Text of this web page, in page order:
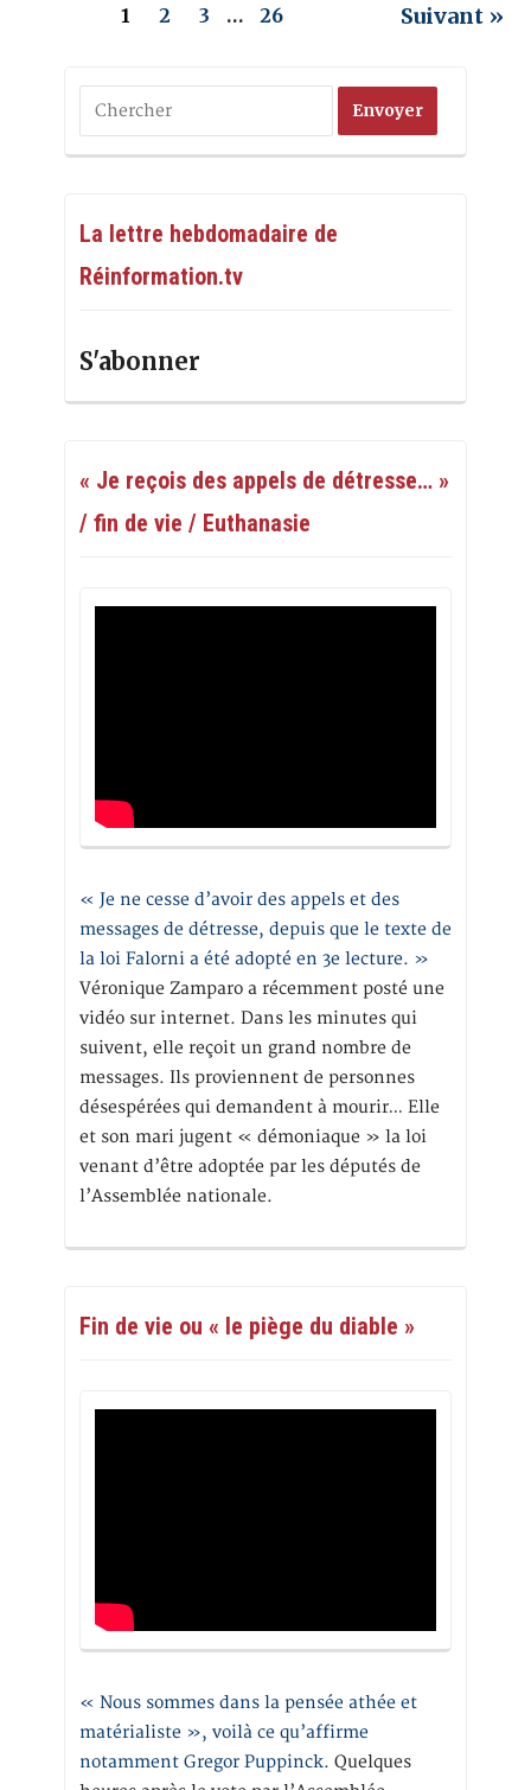
1 2 3 … 26 Suivant »
La lettre hebdomadaire de
Réinformation.tv
S'abonner
« Je reçois des appels de détresse… »
/ fin de vie / Euthanasie
« Je ne cesse d’avoir des appels et des
messages de détresse, depuis que le texte de
la loi Falorni a été adopté en 3e lecture. »
Véronique Zamparo a récemment posté une
vidéo sur internet. Dans les minutes qui
suivent, elle reçoit un grand nombre de
messages. Ils proviennent de personnes
désespérées qui demandent à mourir… Elle
et son mari jugent « démoniaque » la loi
venant d’être adoptée par les députés de
l’Assemblée nationale.
Fin de vie ou « le piège du diable »
« Nous sommes dans la pensée athée et
matérialiste », voilà ce qu’affirme
notamment Gregor Puppinck. Quelques